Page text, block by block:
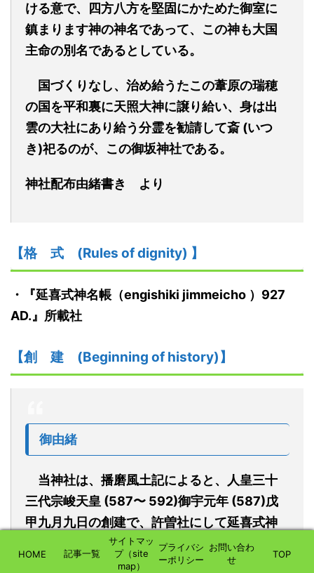
ける意で、四方八方を堅固にかためた御室に
鎮まります神の神名であって、この神も大国
主命の別名であるとしている。
国づくりなし、治め給うたこの葦原の瑞穂
の国を平和裏に天照大神に譲り給い、身は出
雲の大社にあり給う分霊を勧請して斎 (いつ
き)祀るのが、この御坂神社である。
神社配布由緒書き より
【格 式 (Rules of dignity) 】
・『延喜式神名帳 （engishiki jimmeicho ） 927
AD.』 所載社
【創 建 (Beginning of history)】
御由緒
当神社は、播磨風土記によると、人皇三十
三代宗峻天皇 (587〜 592)御宇元年 (587)戊
甲九月九日の創建で、許曽社にして延喜式神
美嚢郡(ミナギノゴオリ) 一座 御
坂神社」とある。その延喜式内神社が当社と
HOME 記事一覧
サイトマッ
プ（site
map）
プライバシ
ーポリシー
お問い合わ
せ
TOP